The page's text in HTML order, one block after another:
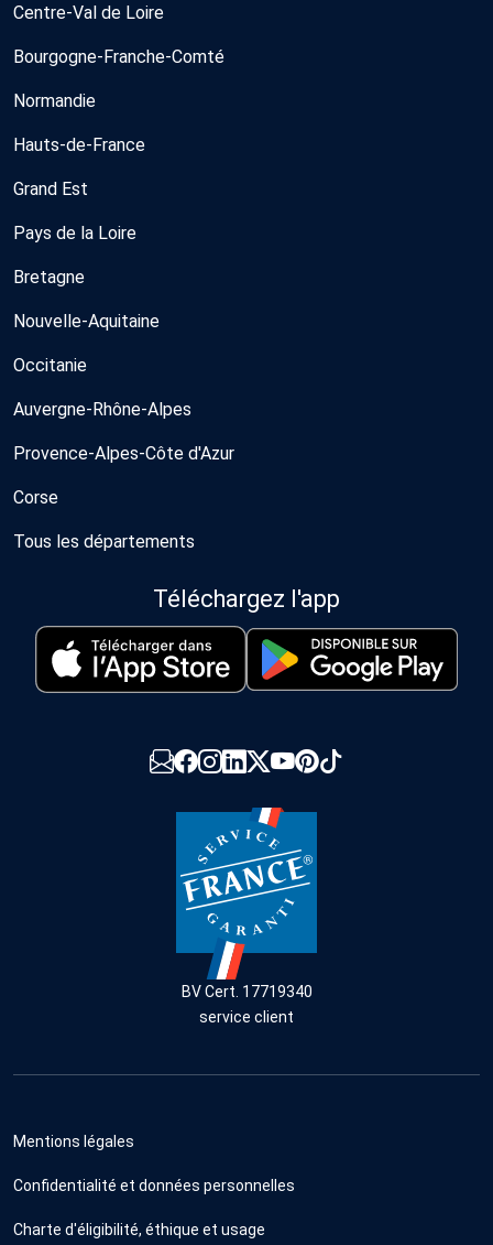
Centre-Val de Loire
Bourgogne-Franche-Comté
Normandie
Hauts-de-France
Grand Est
Pays de la Loire
Bretagne
Nouvelle-Aquitaine
Occitanie
Auvergne-Rhône-Alpes
Provence-Alpes-Côte d'Azur
Corse
Tous les départements
Téléchargez l'app
BV Cert. 17719340
service client
Mentions légales
Confidentialité et données personnelles
Charte d'éligibilité, éthique et usage